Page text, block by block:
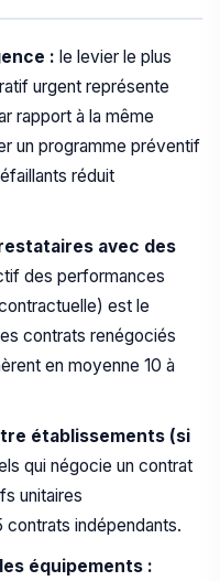
: le levier le plus
urgent représente
rapport à la même
un programme préventif
réduit
avec des
des performances
est le
contrats renégociés
en moyenne 10 à
établissements (si
qui négocie un contrat
unitaires
indépendants.
équipements :